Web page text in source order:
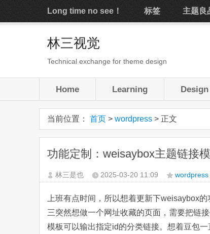
Long time no see！ 标签 主题良
林三视觉
Technical exchange for theme design
Home Learning Design
当前位置： 首页 > wordpress > 正文
功能定制：weisaybox主题链接
林三是也 2025-03-20 11:09 wordpress
上班有点时间，所以想着更新下weisaybox
三突然想做一个网址收藏的页面，需要把链
模板可以输出指定id的分类链接。想着豆包